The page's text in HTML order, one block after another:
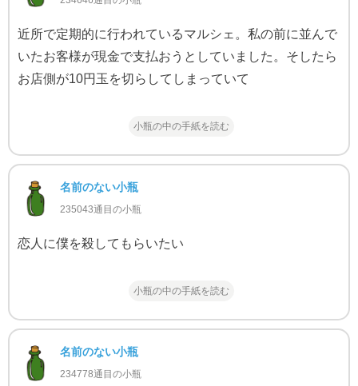
近所で定期的に行われているマルシェ。私の前に並んで
いたお客様が現金で支払おうとしていました。そしたら
お店側が10円玉を切らしてしまっていて
小瓶の中の手紙を読む
名前のない小瓶
235043通目の小瓶
恋人に僕を殺してもらいたい
小瓶の中の手紙を読む
名前のない小瓶
234778通目の小瓶